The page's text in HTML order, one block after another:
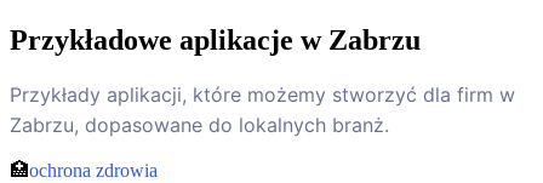
Przykładowe aplikacje w Zabrzu
Przykłady aplikacji, które możemy stworzyć dla firm w
Zabrzu, dopasowane do lokalnych branż.
🏥ochrona zdrowia